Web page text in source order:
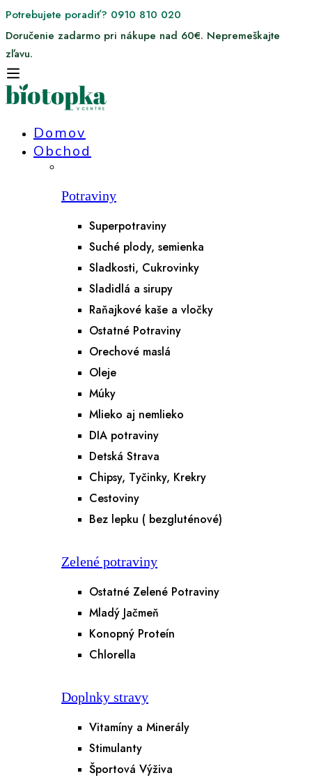
Potrebujete poradiť? 0910 810 020
Doručenie zadarmo pri nákupe nad 60€. Nepremeškajte
zľavu.
Domov
Obchod
Potraviny
Superpotraviny
Suché plody, semienka
Sladkosti, Cukrovinky
Sladidlá a sirupy
Raňajkové kaše a vločky
Ostatné Potraviny
Orechové maslá
Oleje
Múky
Mlieko aj nemlieko
DIA potraviny
Detská Strava
Chipsy, Tyčinky, Krekry
Cestoviny
Bez lepku ( bezgluténové)
Zelené potraviny
Ostatné Zelené Potraviny
Mladý Jačmeň
Konopný Proteín
Chlorella
Doplnky stravy
Vitamíny a Minerály
Stimulanty
Športová Výživa